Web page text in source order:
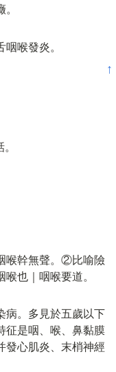
喉發炎。
↑
喉幹無聲。②比喻險
也｜咽喉要道。
病。多見於五歲以下
征是咽、喉、鼻黏膜
發心肌炎、末梢神經